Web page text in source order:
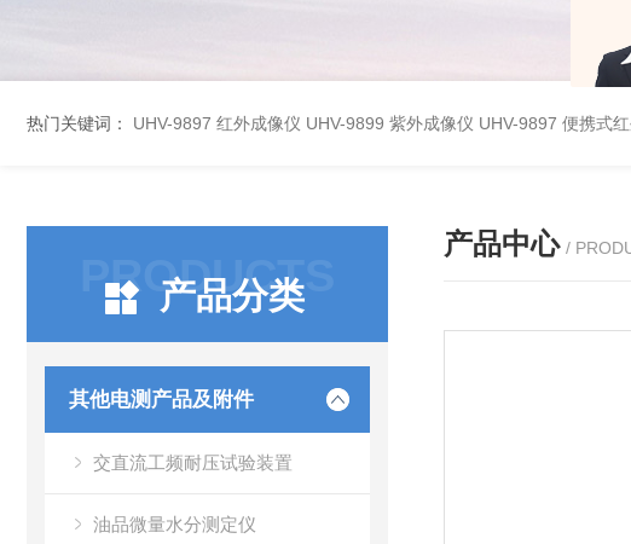
热门关键词： UHV-9897 红外成像仪 UHV-9899 紫外成像仪 UHV-9897 便携式
PRODUCTS
产品分类
其他电测产品及附件
交直流工频耐压试验装置
油品微量水分测定仪
产品中心 /